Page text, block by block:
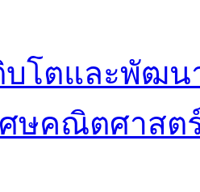
บโตและพัฒน
ศษคณิตศาส